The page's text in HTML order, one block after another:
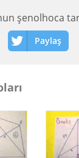
şenolhoca
Paylaş